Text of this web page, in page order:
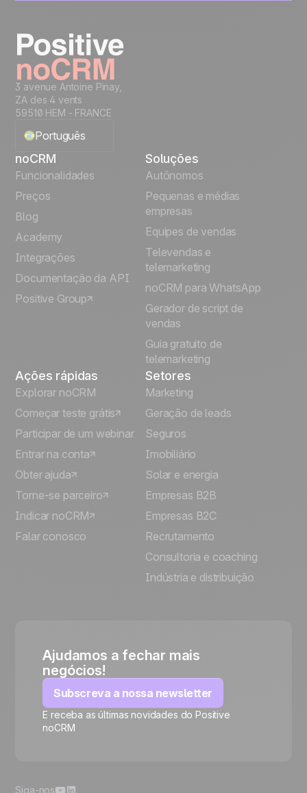
3 avenue Antoine Pinay,
ZA des 4 vents
59510 HEM - FRANCE
Português
English
Français
Español
Italiano
Deutsch
noCRM
Funcionalidades
Preços
Blog
Academy
Integrações
Documentação da API
Positive Group
Soluções
Autônomos
Pequenas e médias
empresas
Equipes de vendas
Televendas e
telemarketing
noCRM para WhatsApp
Gerador de script de
vendas
Guia gratuito de
telemarketing
Ações rápidas
Explorar noCRM
Começar teste grátis
Participar de um webinar
Entrar na conta
Obter ajuda
Torne-se parceiro
Indicar noCRM
Falar conosco
Setores
Marketing
Geração de leads
Seguros
Imobiliário
Solar e energia
Empresas B2B
Empresas B2C
Recrutamento
Consultoria e coaching
Indústria e distribuição
Ajudamos a fechar mais
negócios!
Subscreva a nossa newsletter
E receba as últimas novidades do Positive
noCRM
Siga-nos